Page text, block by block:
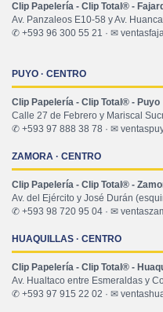
Clip Papelería - Clip Total® -
Av. Panzaleos E10-58 y Av.
✆ +593 96 300 55 21 · ✉
PUYO · CENTRO
Clip Papelería - Clip Total® - Puyo
Calle 27 de Febrero y Mariscal
✆ +593 97 888 38 78 · ✉
ZAMORA · CENTRO
Clip Papelería - Clip Total® -
Av. del Ejército y José Durán
✆ +593 98 720 95 04 · ✉
HUAQUILLAS · CENTRO
Clip Papelería - Clip Total® -
Av. Hualtaco entre Esmeraldas y
✆ +593 97 915 22 02 · ✉